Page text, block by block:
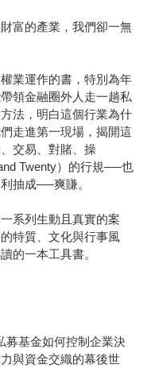
富的產業，我們卻一無
業運作的書，特別為年
領金融圈外人走一趟私
法，明白這個行業為什
走進第一現場，揭開這
交易、對賭、操
Twenty）的行規──也
抽成──爽賺。
系列生動且真實的案
特質、文化與行事風
的一本工具書。
基金如何控制企業決
與資金交織的幕後世